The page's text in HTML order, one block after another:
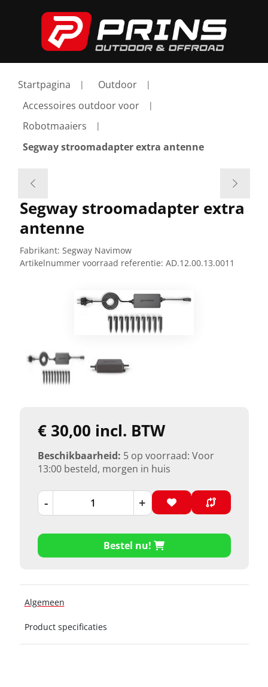
Startpagina
Outdoor
Accessoires outdoor voor
Robotmaaiers
Segway stroomadapter extra antenne
Segway stroomadapter extra
antenne
Fabrikant: Segway Navimow
Artikelnummer voorraad referentie: AD.12.00.13.0011
€ 30,00 incl. BTW
Beschikbaarheid: 5 op voorraad: Voor
13:00 besteld, morgen in huis
- +
Bestel nu!
Algemeen
Product specificaties